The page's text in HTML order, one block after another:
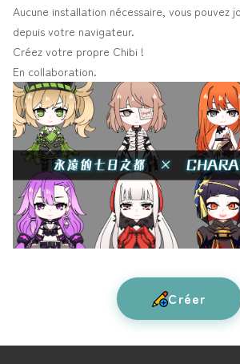
Aucune installation nécessaire, vous pouvez
depuis votre navigateur.
Créez votre propre Chibi !
En collaboration.
Créer